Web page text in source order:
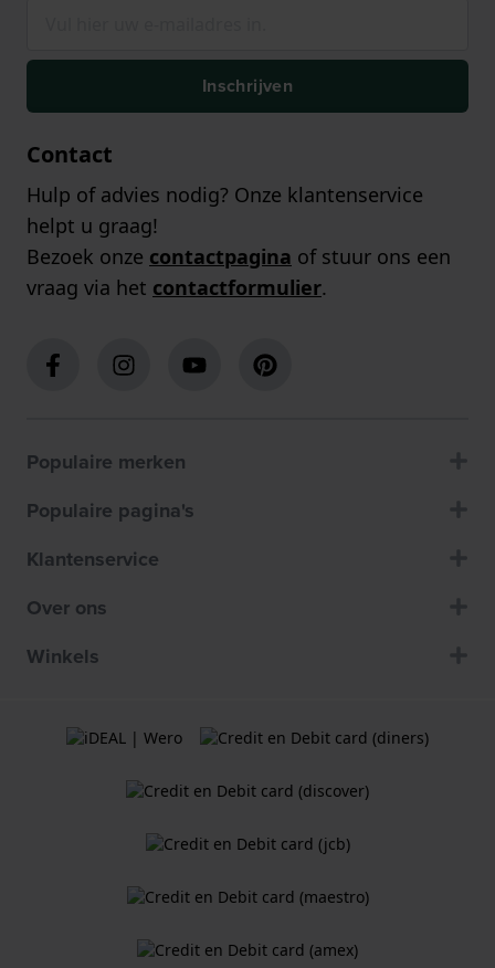
Inschrijven
Contact
Hulp of advies nodig? Onze klantenservice
helpt u graag!
Bezoek onze contactpagina of stuur ons een
vraag via het contactformulier.
Populaire merken
Populaire pagina's
Klantenservice
Over ons
Winkels